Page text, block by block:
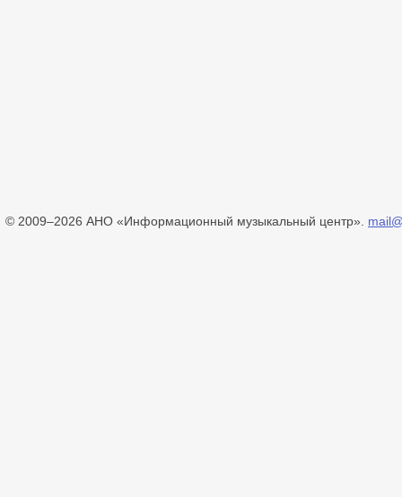
© 2009–2026 АНО «Информационный музыкальный центр».